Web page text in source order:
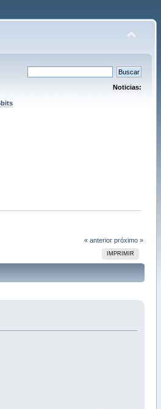
Noticias:
« anterior próximo »
IMPRIMIR